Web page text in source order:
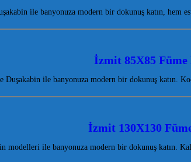
ile banyonuza modern bir dokunuş katın, hem
İzmit 85X85 Füme
Duşakabin ile banyonuza modern bir dokunuş katın.
İzmit 130X130
modelleri ile banyonuza modern bir dokunuş katın.